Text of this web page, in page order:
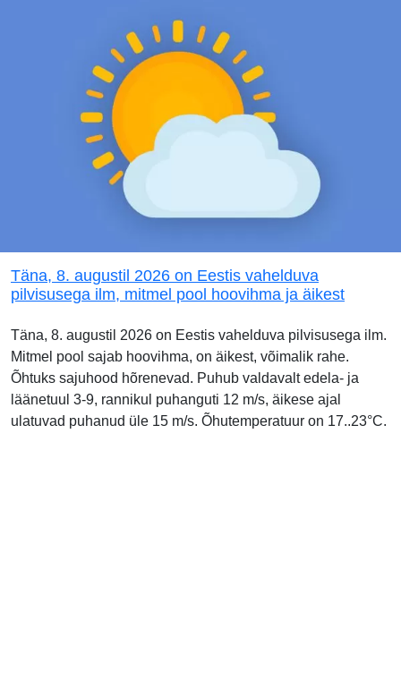
Täna, 8. augustil 2026 on Eestis vahelduva
pilvisusega ilm, mitmel pool hoovihma ja äikest
Täna, 8. augustil 2026 on Eestis vahelduva pilvisusega ilm.
Mitmel pool sajab hoovihma, on äikest, võimalik rahe.
Õhtuks sajuhood hõrenevad. Puhub valdavalt edela- ja
läänetuul 3-9, rannikul puhanguti 12 m/s, äikese ajal
ulatuvad puhanud üle 15 m/s. Õhutemperatuur on 17..23°C.